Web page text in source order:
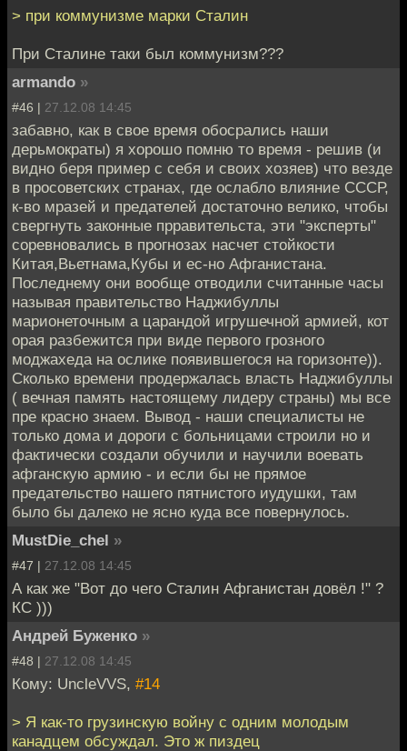
> при коммунизме марки Сталин
При Сталине таки был коммунизм???
armando »
#46 | 27.12.08 14:45
забавно, как в свое время обосрались наши
дерьмократы) я хорошо помню то время - решив (и
видно беря пример с себя и своих хозяев) что везде
в просоветских странах, где ослабло влияние СССР,
к-во мразей и предателей достаточно велико, чтобы
свергнуть законные прравительста, эти "эксперты"
соревновались в прогнозах насчет стойкости
Китая,Вьетнама,Кубы и ес-но Афганистана.
Последнему они вообще отводили считанные часы
называя правительство Наджибуллы
марионеточным а царандой игрушечной армией, кот
орая разбежится при виде первого грозного
моджахеда на ослике появившегося на горизонте)).
Cколько времени продержалась власть Наджибуллы
( вечная память настоящему лидеру страны) мы все
пре красно знаем. Вывод - наши специалисты не
только дома и дороги с больницами строили но и
фактически создали обучили и научили воевать
афганскую армию - и если бы не прямое
предательство нашего пятнистого иудушки, там
было бы далеко не ясно куда все повернулось.
MustDie_chel »
#47 | 27.12.08 14:45
А как же "Вот до чего Сталин Афганистан довёл !" ?
КС )))
Андрей Буженко »
#48 | 27.12.08 14:45
Кому: UncleVVS, #14
> Я как-то грузинскую войну с одним молодым
канадцем обсуждал. Это ж пиздец